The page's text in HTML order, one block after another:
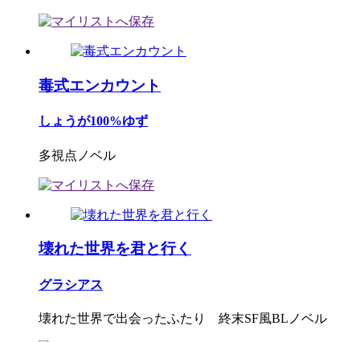
毒式エンカウント
しょうが100%ゆず
多視点ノベル
壊れた世界を君と行く
グラシアス
壊れた世界で出会ったふたり 終末SF風BLノベル